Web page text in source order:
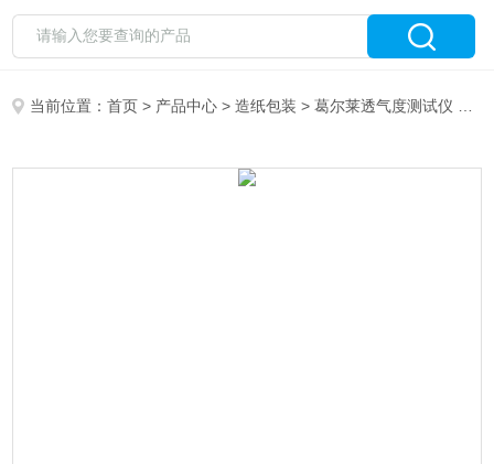
当前位置：首页 > 产品中心 >造纸包装 >葛尔莱透气度测试仪